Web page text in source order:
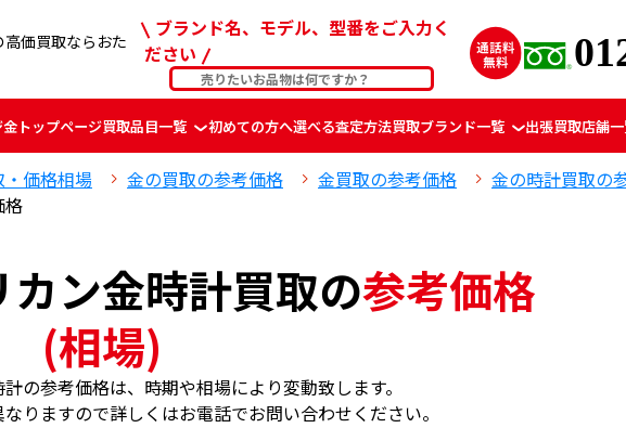
価買取ならおた
ブランド名、モデル、型番をご入力く
ださい
金 トップページ買取品目一覧 初めての方へ選べる査定方法買取ブランド一覧 出張買取店舗
価格相場 金の買取の参考価格 金買取の参考価格
金の時計買取の
格
ン金時計買取の参考価格
(相場)
の参考価格は、時期や相場により変動致します。
りますので詳しくはお電話でお問い合わせください。